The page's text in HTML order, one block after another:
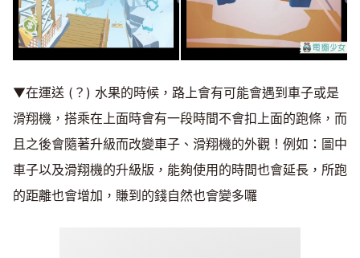
▼在運送 (？) 水果的時候，路上會有可能會遇到車子或是
滑翔機，搭乘在上面時會有一段時間不會扣上面的跑條，而
且之後會隨著升級而改變車子、滑翔機的外觀！例如：圖中
車子以及滑翔機的升級版，能夠使用的時間也會延長，所跑
的距離也會增加，賺到的錢自然也會變多囉